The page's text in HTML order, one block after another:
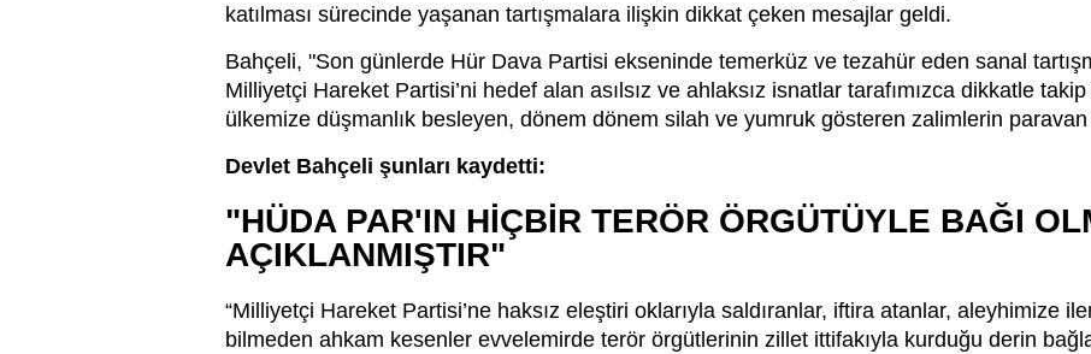
katılması sürecinde yaşanan tartışmalara ilişkin dikkat çeken mesajlar geldi.
Bahçeli, "Son günlerde Hür Dava Partisi ekseninde temerküz ve tezahür eden sanal
Milliyetçi Hareket Partisi’ni hedef alan asılsız ve ahlaksız isnatlar tarafımızca dikkatle
ülkemize düşmanlık besleyen, dönem dönem silah ve yumruk gösteren zalimlerin paravan
Devlet Bahçeli şunları kaydetti:
"HÜDA PAR'IN HİÇBİR TERÖR ÖRGÜTÜYLE BAĞI
AÇIKLANMIŞTIR"
“Milliyetçi Hareket Partisi’ne haksız eleştiri oklarıyla saldıranlar, iftira atanlar, aleyhimize
bilmeden ahkam kesenler evvelemirde terör örgütlerinin zillet ittifakıyla kurduğu derin